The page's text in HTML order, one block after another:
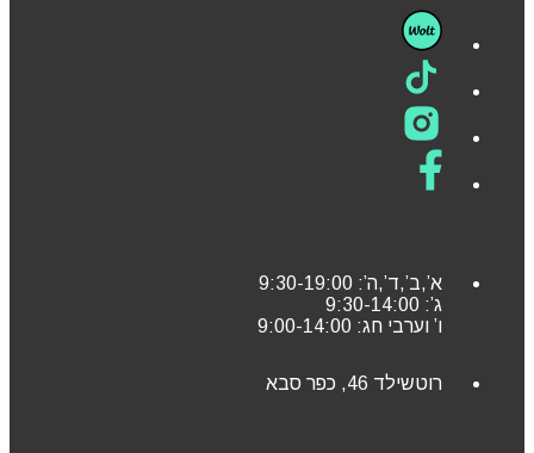
א’,ב’,ד’,ה’: 9:30-19:00
ג’: 9:30-14:00
ו’ וערבי חג: 9:00-14:00
רוטשילד 46, כפר סבא